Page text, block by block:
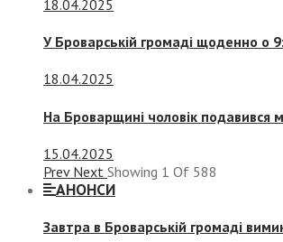
18.04.2025
У Броварській громаді щоденно о
18.04.2025
На Броварщині чоловік подавився
15.04.2025
Prev Next Showing 1 Of 588
АНОНСИ
Завтра в Броварській громаді